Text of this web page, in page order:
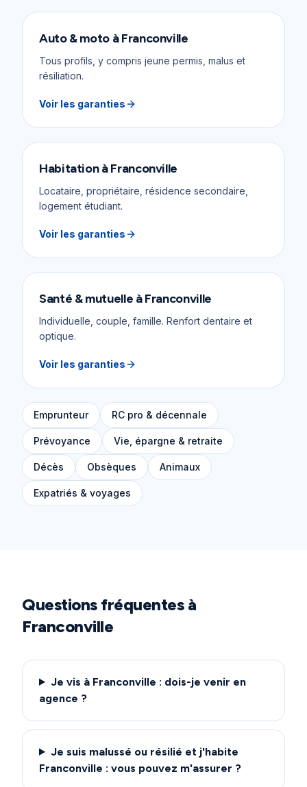
Auto & moto àFranconville
Tous profils, y compris jeune permis, malus et
résiliation.
Voir les garanties
HabitationàFranconville
Locataire, propriétaire, résidence secondaire,
logement étudiant.
Voir les garanties
Santé & mutuelle àFranconville
Individuelle, couple, famille. Renfort dentaire et
optique.
Voir les garanties
Emprunteur RC pro & décennale
Prévoyance Vie, épargne & retraite
Décès Obsèques Animaux
Expatriés & voyages
Questions fréquentes à
Franconville
Je vis à Franconville : dois-je venir en
agence ?
Je suis malussé ou résilié et j'habite
Franconville : vous pouvez m'assurer ?